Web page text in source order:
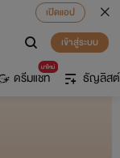
เปิดแอป
เข้าสู่ระบบ
มาใหม่
ดรีมแชท ธัญลิสต์